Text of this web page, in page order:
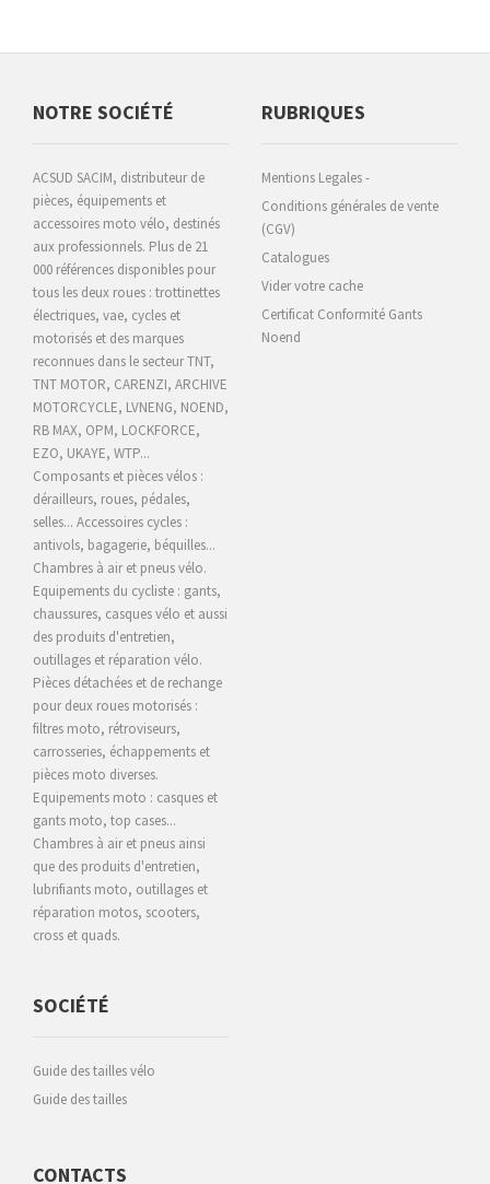
NOTRE SOCIÉTÉ
ACSUD SACIM, distributeur de
pièces, équipements et
accessoires moto vélo, destinés
aux professionnels. Plus de 21
000 références disponibles pour
tous les deux roues : trottinettes
électriques, vae, cycles et
motorisés et des marques
reconnues dans le secteur TNT,
TNT MOTOR, CARENZI, ARCHIVE
MOTORCYCLE, LVNENG, NOEND,
RB MAX, OPM, LOCKFORCE,
EZO, UKAYE, WTP...
Composants et pièces vélos :
dérailleurs, roues, pédales,
selles... Accessoires cycles :
antivols, bagagerie, béquilles...
Chambres à air et pneus vélo.
Equipements du cycliste : gants,
chaussures, casques vélo et aussi
des produits d'entretien,
outillages et réparation vélo.
Pièces détachées et de rechange
pour deux roues motorisés :
filtres moto, rétroviseurs,
carrosseries, échappements et
pièces moto diverses.
Equipements moto : casques et
gants moto, top cases...
Chambres à air et pneus ainsi
que des produits d'entretien,
lubrifiants moto, outillages et
réparation motos, scooters,
cross et quads.
RUBRIQUES
Mentions Legales -
Conditions générales de vente
(CGV)
Catalogues
Vider votre cache
Certificat Conformité Gants
Noend
SOCIÉTÉ
Guide des tailles vélo
Guide des tailles
CONTACTS